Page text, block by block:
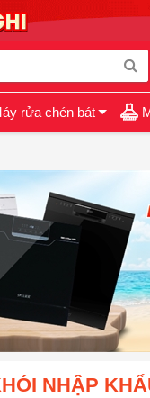
rửa chén bát
NHẬP